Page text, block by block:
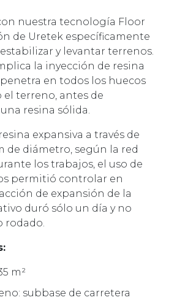
nuestra tecnología Floor
de Uretek específicamente
y levantar terrenos.
la inyección de resina
en todos los huecos
el terreno, antes de
resina sólida.
expansiva a través de
de diámetro, según la red
los trabajos, el uso de
permitió controlar en
de expansión de la
duró sólo un día y no
rodado.
m²
subbase de carretera